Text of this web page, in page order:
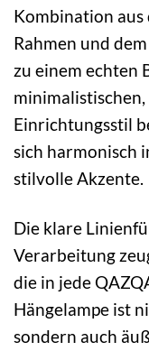
Kombination aus
Rahmen und
zu einem echten
Einrichtungsstil
sich harmonisch
stilvolle Akzente.
Die klare
Verarbeitung
die in jede
Hängelampe ist
sondern auch